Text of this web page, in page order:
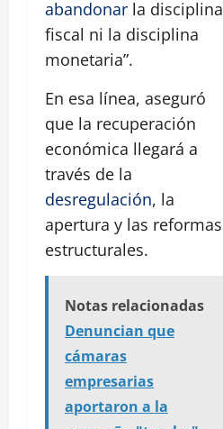
abandonar la disciplina
fiscal ni la disciplina
monetaria”.
En esa línea, aseguró
que la recuperación
económica llegará a
través de la
desregulación, la
apertura y las reformas
estructurales.
Notas relacionadas
Denuncian que
cámaras
empresarias
aportaron a la